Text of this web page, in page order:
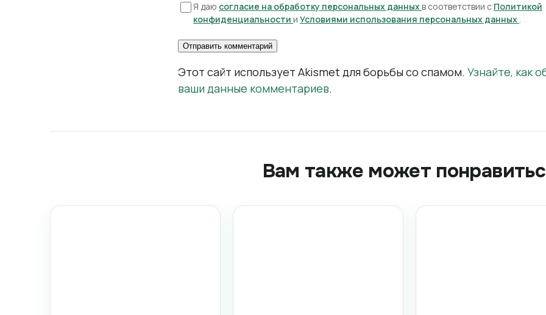
Я даю согласие на обработку персональных данных в соответствии с Политикой
конфиденциальности и Условиями использования персональных данных .
Этот сайт использует Akismet для борьбы со спамом. Узнайте, как
ваши данные комментариев.
Вам также может